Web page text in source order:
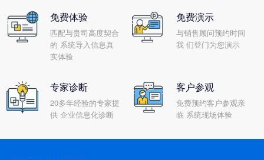
免费体验
匹配与贵司高度契合
的 系统导入信息真
实体验
免费演示
与销售顾问预约时间
我 们登门为您演示
专家诊断
20多年经验的专家提
供 企业信息化诊断
客户参观
免费预约客户参观亲
临 系统现场体验